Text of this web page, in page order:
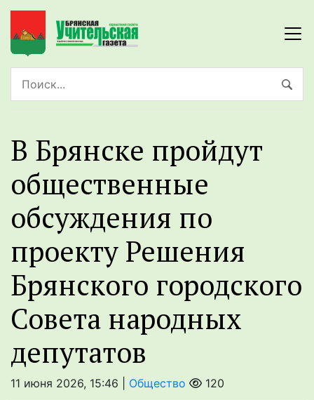
В Брянске пройдут
общественные
обсуждения по
проекту Решения
Брянского городского
Совета народных
депутатов
11 июня 2026, 15:46 | Общество 120